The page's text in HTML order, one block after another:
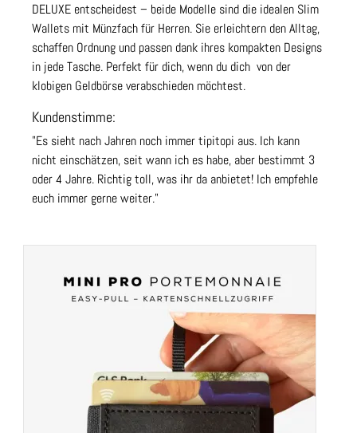
DELUXE entscheidest – beide Modelle sind die idealen Slim
Wallets mit Münzfach für Herren. Sie erleichtern den Alltag,
schaffen Ordnung und passen dank ihres kompakten Designs
in jede Tasche. Perfekt für dich, wenn du dich von der
klobigen Geldbörse verabschieden möchtest.
Kundenstimme:
"Es sieht nach Jahren noch immer tipitopi aus. Ich kann
nicht einschätzen, seit wann ich es habe, aber bestimmt 3
oder 4 Jahre. Richtig toll, was ihr da anbietet! Ich empfehle
euch immer gerne weiter."